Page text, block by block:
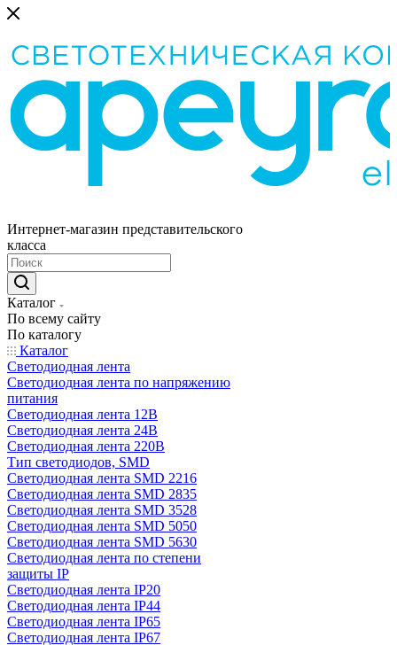
Интернет-магазин представительского
класса
Каталог
По всему сайту
По каталогу
Каталог
Светодиодная лента
Светодиодная лента по напряжению
питания
Светодиодная лента 12В
Светодиодная лента 24В
Светодиодная лента 220В
Тип светодиодов, SMD
Cветодиодная лента SMD 2216
Светодиодная лента SMD 2835
Светодиодная лента SMD 3528
Светодиодная лента SMD 5050
Светодиодная лента SMD 5630
Светодиодная лента по степени
защиты IP
Светодиодная лента IP20
Светодиодная лента IP44
Светодиодная лента IP65
Светодиодная лента IP67